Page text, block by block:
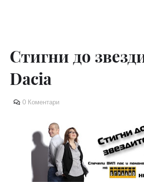
Стигни до
Dacia
0 Коментари